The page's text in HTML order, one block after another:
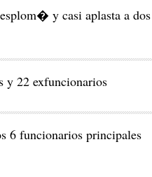
y casi aplasta a dos
y 22 exfuncionarios
6 funcionarios principales